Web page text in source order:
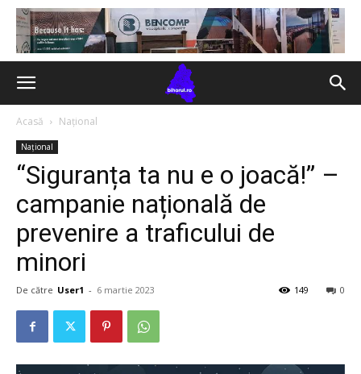
Acasă Național
Național
“Siguranța ta nu e o joacă!” –
campanie națională de
prevenire a traficului de
minori
De către User1 - 6 martie 2023 0
149